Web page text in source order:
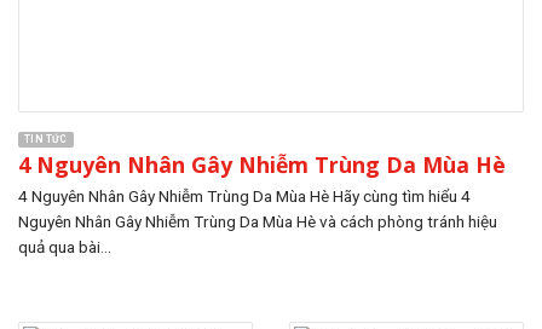
TIN TỨC
4 Nguyên Nhân Gây Nhiễm Trùng Da Mùa Hè
4 Nguyên Nhân Gây Nhiễm Trùng Da Mùa Hè Hãy cùng tìm hiểu 4
Nguyên Nhân Gây Nhiễm Trùng Da Mùa Hè và cách phòng tránh hiệu
quả qua bài...